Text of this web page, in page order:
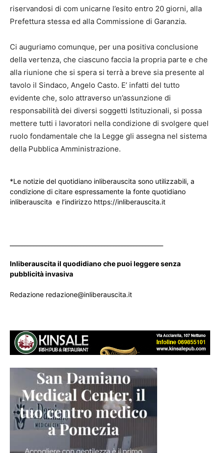
riservandosi di com unicarne l’esito entro 20 giorni, alla
Prefettura stessa ed alla Commissione di Garanzia.
Ci auguriamo comunque, per una positiva conclusione
della vertenza, che ciascuno faccia la propria parte e che
alla riunione che si spera si terrà a breve sia presente al
tavolo il Sindaco, Angelo Casto. E’ infatti del tutto
evidente che, solo attraverso un’assunzione di
responsabilità dei diversi soggetti Istituzionali, si possa
mettere tutti i lavoratori nella condizione di svolgere quel
ruolo fondamentale che la Legge gli assegna nel sistema
della Pubblica Amministrazione.
*Le notizie del quotidiano inliberauscita sono utilizzabili, a
condizione di citare espressamente la fonte quotidiano
inliberauscita e l’indirizzo https://inliberauscita.it
Inliberauscita il quodidiano che puoi leggere senza
pubblicità invasiva
Redazione redazione@inliberauscita.it